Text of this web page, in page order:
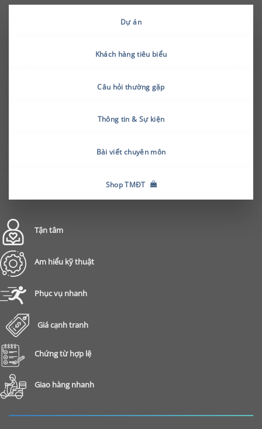
Dự án
Khách hàng tiêu biểu
Câu hỏi thường gặp
Thông tin & Sự kiện
Bài viết chuyên môn
Shop TMĐT
Tận tâm
Am hiểu kỹ thuật
Phục vụ nhanh
Giá cạnh tranh
Chứng từ hợp lệ
Giao hàng nhanh